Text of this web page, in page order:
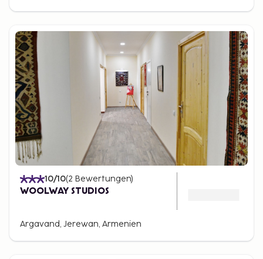
10/10(2 Bewertungen)
WOOLWAY STUDIOS
Argavand, Jerewan, Armenien